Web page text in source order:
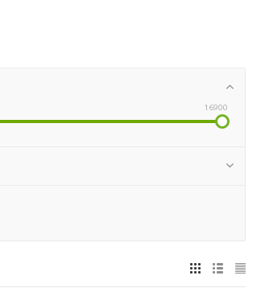
16900